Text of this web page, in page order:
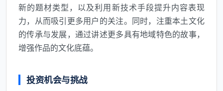
新的题材类型，以及利用新技术手段提升内容表现
力，从而吸引更多用户的关注。同时，注重本土文化
的传承与发展，通过讲述更多具有地域特色的故事，
增强作品的文化底蕴。
投资机会与挑战